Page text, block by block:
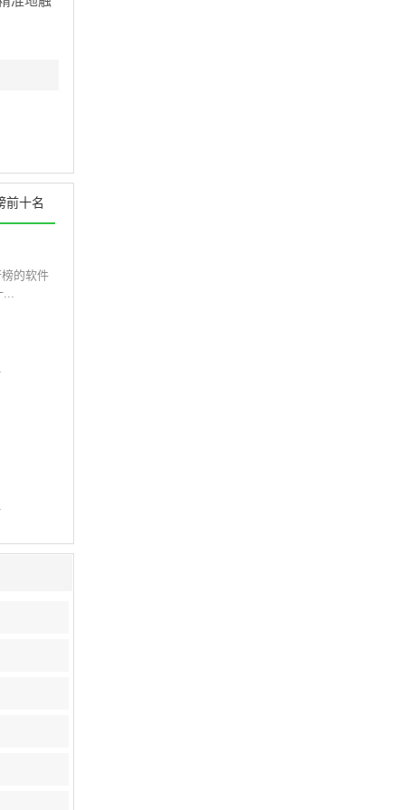
前十名
的软件
...